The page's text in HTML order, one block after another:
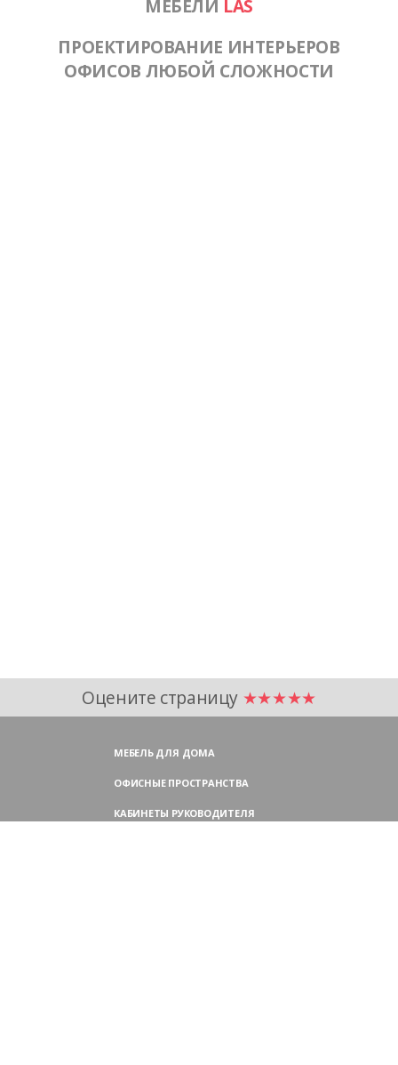
МЕБЕЛИ LAS
ПРОЕКТИРОВАНИЕ ИНТЕРЬЕРОВ
ОФИСОВ ЛЮБОЙ СЛОЖНОСТИ
Оцените страницу ★★★★★
МЕБЕЛЬ ДЛЯ ДОМА
ОФИСНЫЕ ПРОСТРАНСТВА
КАБИНЕТЫ РУКОВОДИТЕЛЯ